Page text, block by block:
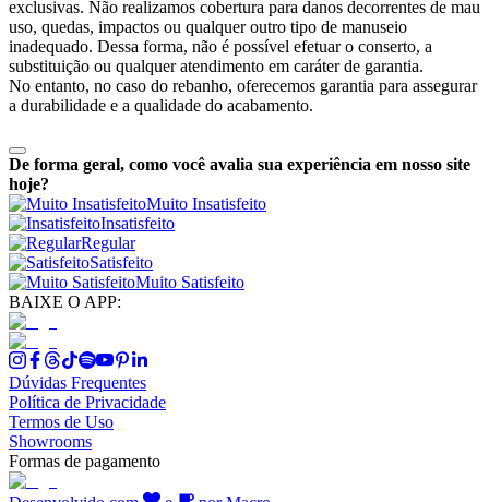
exclusivas. Não realizamos cobertura para danos decorrentes de mau
uso, quedas, impactos ou qualquer outro tipo de manuseio
inadequado. Dessa forma, não é possível efetuar o conserto, a
substituição ou qualquer atendimento em caráter de garantia.
No entanto, no caso do rebanho, oferecemos garantia para assegurar
a durabilidade e a qualidade do acabamento.
De forma geral, como você avalia sua experiência em nosso site
hoje?
Muito Insatisfeito
Insatisfeito
Regular
Satisfeito
Muito Satisfeito
BAIXE O APP:
Dúvidas Frequentes
Política de Privacidade
Termos de Uso
Showrooms
Formas de pagamento